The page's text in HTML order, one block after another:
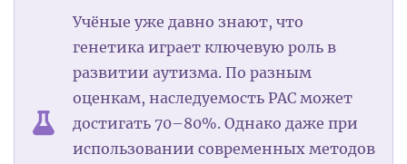
Учёные уже давно знают, что
генетика играет ключевую роль в
развитии аутизма. По разным
оценкам, наследуемость РАС может
достигать 70–80%. Однако даже при
использовании современных методов